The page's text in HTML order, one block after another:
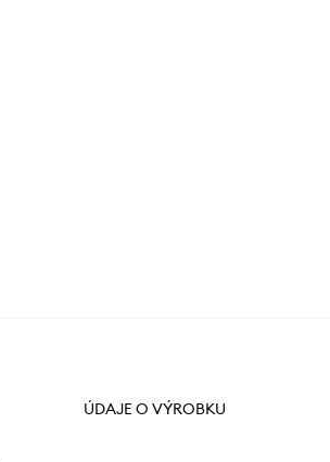
ÚDAJE O VÝROBKU